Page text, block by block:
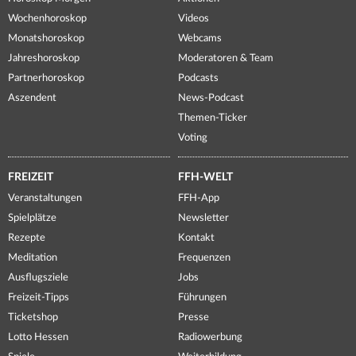
Wochenhoroskop
Monatshoroskop
Jahreshoroskop
Partnerhoroskop
Aszendent
Videos
Webcams
Moderatoren & Team
Podcasts
News-Podcast
Themen-Ticker
Voting
FREIZEIT
Veranstaltungen
Spielplätze
Rezepte
Meditation
Ausflugsziele
Freizeit-Tipps
Ticketshop
Lotto Hessen
FFH-WELT
FFH-App
Newsletter
Kontakt
Frequenzen
Jobs
Führungen
Presse
Radiowerbung